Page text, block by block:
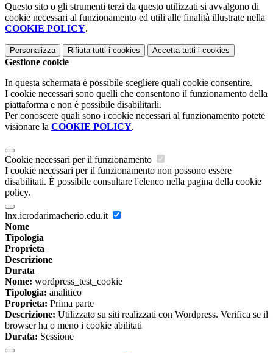
Questo sito o gli strumenti terzi da questo utilizzati si avvalgono di
cookie necessari al funzionamento ed utili alle finalità illustrate nella
COOKIE POLICY.
Personalizza Rifiuta tutti i cookies Accetta tutti i cookies
Gestione cookie
In questa schermata è possibile scegliere quali cookie consentire.
I cookie necessari sono quelli che consentono il funzionamento della
piattaforma e non è possibile disabilitarli.
Per conoscere quali sono i cookie necessari al funzionamento potete
visionare la COOKIE POLICY.
Cookie necessari per il funzionamento
I cookie necessari per il funzionamento non possono essere
disabilitati. È possibile consultare l'elenco nella pagina della cookie
policy.
lnx.icrodarimacherio.edu.it
Nome
Tipologia
Proprieta
Descrizione
Durata
Nome: wordpress_test_cookie
Tipologia: analitico
Proprieta: Prima parte
Descrizione: Utilizzato su siti realizzati con Wordpress. Verifica se il
browser ha o meno i cookie abilitati
Durata: Sessione